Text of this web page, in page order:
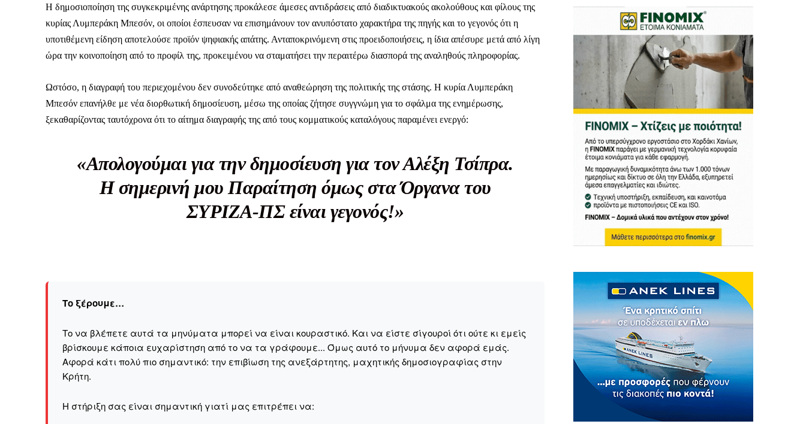
- Κάνουμε ρεπορτάζ χωρίς φόβο και εξαρτήσεις. Κανείς δεν μας υπαγορεύει τι να πούμε ή τι να
- Κρατάμε τη δημοσιογραφία μας προσβάσιμη σε όλους, ακόμη και σε αυτούς που δεν έχουν την
ικανότητα να πληρώσουν. Χωρίς paywall, χωρίς προνόμια μόνο για όσους έχουν την οικονομική δυνατότητα.
Η απλή αλήθεια είναι ότι τα έσοδα διαρκώς συρρικνώνονται. Αν πιστεύετε ότι μια πραγματικά ελεύθερη
ενημέρωση είναι ζωτικής σημασίας για τη δημοκρατία και τον έλεγχο της εξουσίας, τότε δώστε μας τη δύναμη
να συνεχίσουμε.
Σας ευχαριστούμε θερμά.
Η δημοσιοποίηση της συγκεκριμένης ανάρτησης προκάλεσε άμεσες αντιδράσεις από διαδικτυακούς ακολούθους και φίλους της
κυρίας Λυμπεράκη Μπεσόν, οι οποίοι έσπευσαν να επισημάνουν τον ανυπόστατο χαρακτήρα της πηγής και το γεγονός ότι η
υποτιθέμενη είδηση αποτελούσε προϊόν ψηφιακής απάτης. Ανταποκρινόμενη στις προειδοποιήσεις, η ίδια απέσυρε μετά από λίγη
ώρα την κοινοποίηση από το προφίλ της, προκειμένου να σταματήσει την περαιτέρω διασπορά της αναληθούς πληροφορίας.
Ωστόσο, η διαγραφή του περιεχομένου δεν συνοδεύτηκε από αναθεώρηση της πολιτικής της στάσης. Η κυρία Λυμπεράκη
Μπεσόν επανήλθε με νέα διορθωτική δημοσίευση, μέσω της οποίας ζήτησε συγγνώμη για το σφάλμα της ενημέρωσης,
ξεκαθαρίζοντας ταυτόχρονα ότι το αίτημα διαγραφής της από τους κομματικούς καταλόγους παραμένει ενεργό:
«Απολογούμαι για την δημοσίευση για τον Αλέξη Τσίπρα.
Η σημερινή μου Παραίτηση όμως στα Όργανα του
ΣΥΡΙΖΑ-ΠΣ είναι γεγονός!»
Το ξέρουμε…
Το να βλέπετε αυτά τα μηνύματα μπορεί να είναι κουραστικό. Και να είστε σίγουροί ότι ούτε κι εμείς
βρίσκουμε κάποια ευχαρίστηση από το να τα γράφουμε... Όμως αυτό το μήνυμα δεν αφορά εμάς.
Αφορά κάτι πολύ πιο σημαντικό: την επιβίωση της ανεξάρτητης, μαχητικής δημοσιογραφίας στην
Kρήτη.
Η στήριξη σας είναι σημαντική γιατί μας επιτρέπει να: